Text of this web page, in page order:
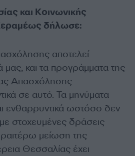
και Κοινωνικής
δήλωσε:
αποτελεί
και τα προγράμματα της
Απασχόλησης
σε αυτό. Τα μηνύματα
ενθαρρυντικά ωστόσο δεν
στοχευμένες δράσεις
μείωση της
Θεσσαλίας έχει